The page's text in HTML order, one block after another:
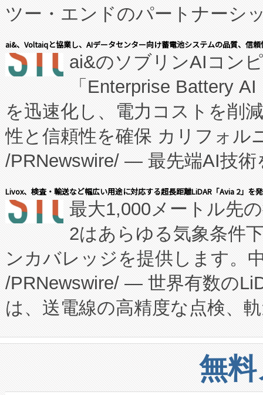
ツー・エンドのパートナーシ
表しました。 同社の実績ある
manufacturing™ (FCCM™) プ
たNeXは、バイオ医薬品製造
従来のフェッドバッチ施設の
に、患者やサプライチェーン
キー方式で拡張性が高く、持
す。FCCM‑を活用した現地生
患者にとっての費用負担を大
のアクセスを大幅に拡大する
Fully-Connected Continuous
プログラムには、施設設計・
に関する技術移転および知的
構造化トレーニングカリキュ
上げおよび商用化段階におけ
設備整備および立ち上げ調整
ai&、Voltaiqと協業し、AIデータセンター向け蓄電池システムの品質、信
ai&のソブリンAIコン
「Enterprise Battery
を迅速化し、電力コストを削
性と信頼性を確保 カリフォル
/PRNewswire/ — 最先端AI技術
会社エーアイ・アンド：本社
President原信平）と、エンタ
ードするVoltaiqは、日本にあ
ーエネルギー貯蔵システム（
た。 Voltaiq独自のAI搭載プラ
定、統合、導入、運用に至る
安全性を追跡し、確保する事
増加しているデータセンター
る電力網に大きな負担をかけ
Livox、検査・輸送など幅広い用途に対応する超長距離LiDAR「Avia 2」を
最大1,000メートル先
2はあらゆる気象条件
ンカバレッジを提供します。
/PRNewswire/ — 世界有数の
は、送電線の高精度な点検、
や穀物倉庫におけるバルク材
リューション「Avia 2」を発
したAvia 2は、1,000メート
無